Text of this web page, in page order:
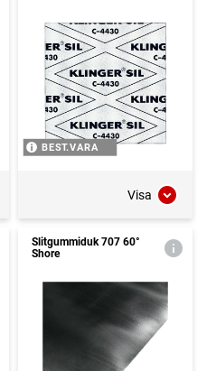
BEST.VARA
Visa
Slitgummiduk 707 60°
Shore